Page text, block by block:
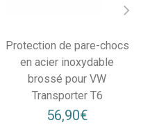
Protection de pare-chocs
en acier inoxydable
brossé pour VW
Transporter T6
56,90€